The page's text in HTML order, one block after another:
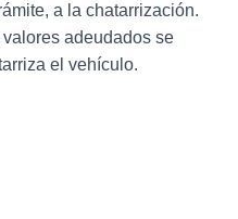
a la chatarrización.
adeudados se
el vehículo.